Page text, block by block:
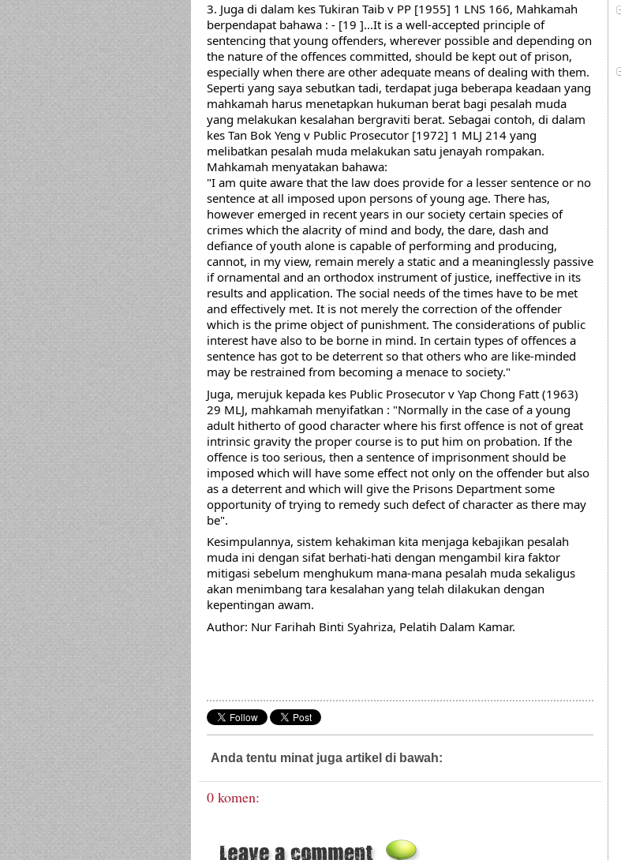
3. Juga di dalam kes Tukiran Taib v PP [1955] 1 LNS 166, Mahkamah
berpendapat bahawa : - [19 ]...It is a well-accepted principle of
sentencing that young offenders, wherever possible and depending on
the nature of the offences committed, should be kept out of prison,
especially when there are other adequate means of dealing with them.
Seperti yang saya sebutkan tadi, terdapat juga beberapa keadaan yang
mahkamah harus menetapkan hukuman berat bagi pesalah muda
yang melakukan kesalahan bergraviti berat. Sebagai contoh, di dalam
kes Tan Bok Yeng v Public Prosecutor [1972] 1 MLJ 214 yang
melibatkan pesalah muda melakukan satu jenayah rompakan.
Mahkamah menyatakan bahawa:
"I am quite aware that the law does provide for a lesser sentence or no
sentence at all imposed upon persons of young age. There has,
however emerged in recent years in our society certain species of
crimes which the alacrity of mind and body, the dare, dash and
defiance of youth alone is capable of performing and producing,
cannot, in my view, remain merely a static and a meaninglessly passive
if ornamental and an orthodox instrument of justice, ineffective in its
results and application. The social needs of the times have to be met
and effectively met. It is not merely the correction of the offender
which is the prime object of punishment. The considerations of public
interest have also to be borne in mind. In certain types of offences a
sentence has got to be deterrent so that others who are like-minded
may be restrained from becoming a menace to society."
Juga, merujuk kepada kes Public Prosecutor v Yap Chong Fatt (1963)
29 MLJ, mahkamah menyifatkan : "Normally in the case of a young
adult hitherto of good character where his first offence is not of great
intrinsic gravity the proper course is to put him on probation. If the
offence is too serious, then a sentence of imprisonment should be
imposed which will have some effect not only on the offender but also
as a deterrent and which will give the Prisons Department some
opportunity of trying to remedy such defect of character as there may
be".
Kesimpulannya, sistem kehakiman kita menjaga kebajikan pesalah
muda ini dengan sifat berhati-hati dengan mengambil kira faktor
mitigasi sebelum menghukum mana-mana pesalah muda sekaligus
akan menimbang tara kesalahan yang telah dilakukan dengan
kepentingan awam.
Author: Nur Farihah Binti Syahriza, Pelatih Dalam Kamar.
Anda tentu minat juga artikel di bawah:
0 komen: